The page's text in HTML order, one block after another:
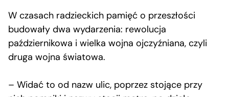
W czasach radzieckich pamięć o przeszłości
budowały dwa wydarzenia: rewolucja
październikowa i wielka wojna ojczyźniana, czyli
druga wojna światowa.
– Widać to od nazw ulic, poprzez stojące przy